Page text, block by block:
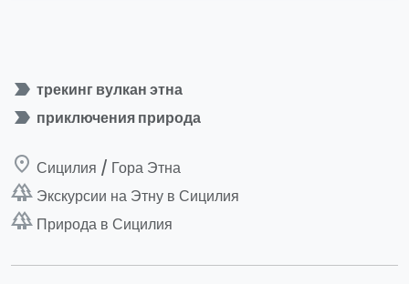
label_important трекинг вулкан этна
label_important приключения природа
place Сицилия / Гора Этна
forest Экскурсии на Этну в Сицилия
forest Природа в Сицилия